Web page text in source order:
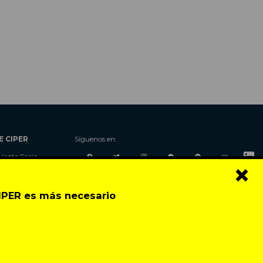
es más necesario
×
CIPER
Socio
Síguenos en: